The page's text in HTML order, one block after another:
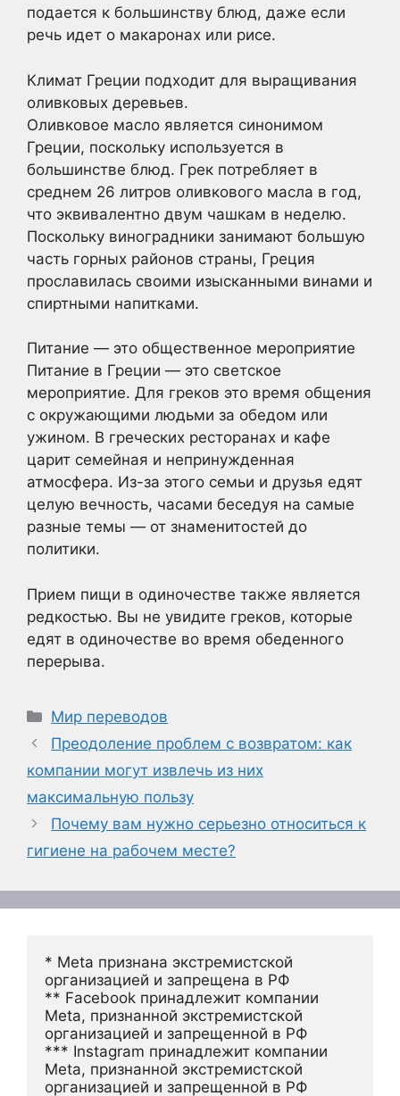
подается к большинству блюд, даже если
речь идет о макаронах или рисе.
Климат Греции подходит для выращивания
оливковых деревьев.
Оливковое масло является синонимом
Греции, поскольку используется в
большинстве блюд. Грек потребляет в
среднем 26 литров оливкового масла в год,
что эквивалентно двум чашкам в неделю.
Поскольку виноградники занимают большую
часть горных районов страны, Греция
прославилась своими изысканными винами и
спиртными напитками.
Питание — это общественное мероприятие
Питание в Греции — это светское
мероприятие. Для греков это время общения
с окружающими людьми за обедом или
ужином. В греческих ресторанах и кафе
царит семейная и непринужденная
атмосфера. Из-за этого семьи и друзья едят
целую вечность, часами беседуя на самые
разные темы — от знаменитостей до
политики.
Прием пищи в одиночестве также является
редкостью. Вы не увидите греков, которые
едят в одиночестве во время обеденного
перерыва.
Рубрики
Мир переводов
Преодоление проблем с возвратом: как
компании могут извлечь из них
максимальную пользу
Почему вам нужно серьезно относиться к
гигиене на рабочем месте?
* Meta признана экстремистской
организацией и запрещена в РФ
** Facebook принадлежит компании
Meta, признанной экстремистской
организацией и запрещенной в РФ
*** Instagram принадлежит компании
Meta, признанной экстремистской
организацией и запрещенной в РФ